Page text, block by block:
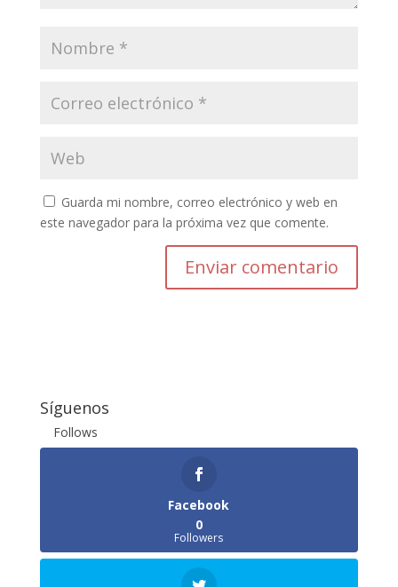
Guarda mi nombre, correo electrónico y web en
este navegador para la próxima vez que comente.
Enviar comentario
Síguenos
Follows
Facebook
0
Followers